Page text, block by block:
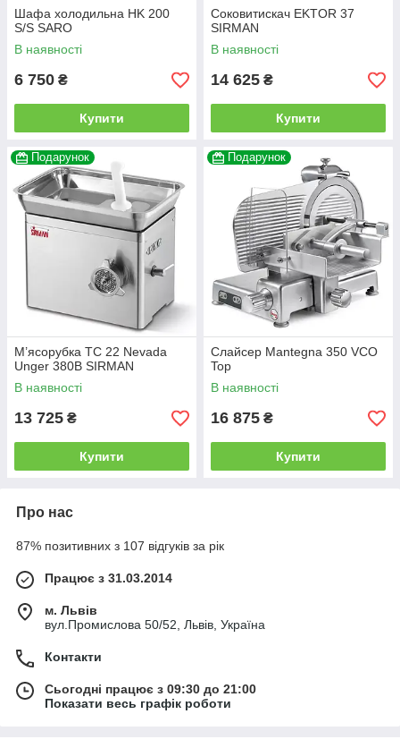
Шафа холодильна HK 200
S/S SARO
В наявності
6 750 ₴
Купити
Соковитискач EKTOR 37
SIRMAN
В наявності
14 625 ₴
Купити
Подарунок
М’ясорубка TC 22 Nevada
Unger 380В SIRMAN
В наявності
13 725 ₴
Купити
Подарунок
Слайсер Mantegna 350 VCO
Top
В наявності
16 875 ₴
Купити
Про нас
87% позитивних з 107 відгуків за рік
Працює з 31.03.2014
м. Львів
вул.Промислова 50/52, Львів, Україна
Контакти
Сьогодні працює з 09:30 до 21:00
Показати весь графік роботи